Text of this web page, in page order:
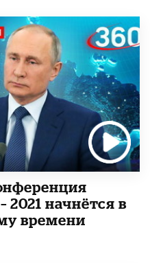
начнётся в
времени